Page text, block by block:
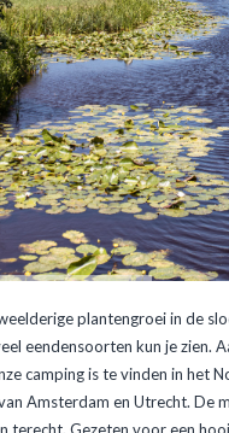
plantengroei in de
eendensoorten kun je zien.
camping is te vinden in het
Amsterdam en Utrecht. De
terecht. Gezeten voor een